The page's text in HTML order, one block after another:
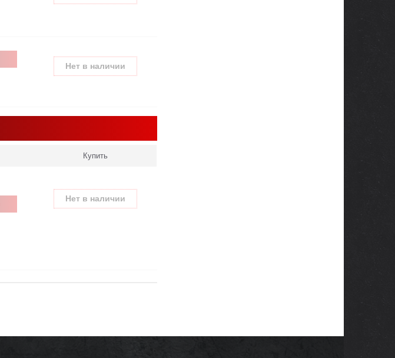
Нет в наличии
Купить
Нет в наличии